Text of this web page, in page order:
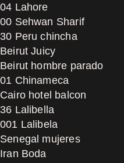
04 Lahore
00 Sehwan Sharif
30 Peru chincha
Beirut Juicy
Beirut hombre parado
01 Chinameca
Cairo hotel balcon
36 Lalibella
001 Lalibela
Senegal mujeres
Iran Boda